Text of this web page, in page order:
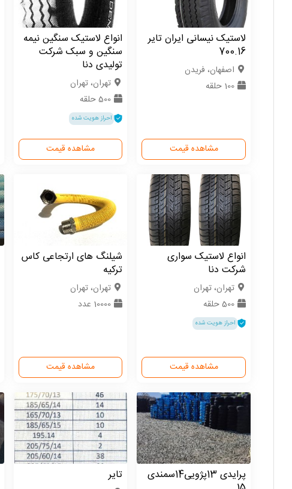
لاستیک نیسانی ایران تایر
700.16
اصفهان، فریدن
100 حلقه
مشاهده قیمت
انواع لاستیک سنگین نیمه
سنگین و سبک شرکت
تولیدی دنا
تهران، تهران
500 حلقه
احراز هویت شده
مشاهده قیمت
انواع لاستیک سواری
شرکت دنا
تهران، تهران
500 حلقه
احراز هویت شده
مشاهده قیمت
شیلنگ های ارتجاعی کاس
ترکیه
تهران، تهران
10000 عدد
مشاهده قیمت
پرایدی 13پژویی14سمندی
تایر